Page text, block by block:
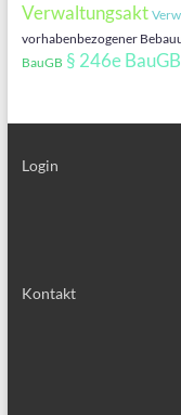
Verwaltungsakt
vorhabenbezogener
BauGB § 246e BauGB
Login
Kontakt